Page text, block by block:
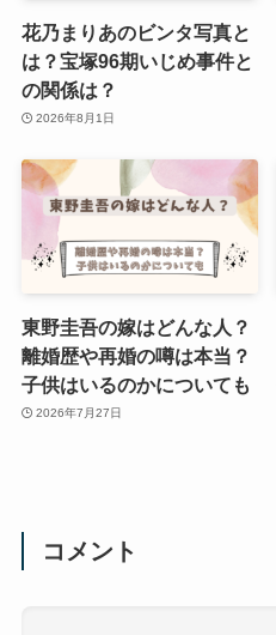
花乃まりあのビンタ写真と
は？宝塚96期いじめ事件と
の関係は？
2026年8月1日
東野圭吾の嫁はどんな人？
離婚歴や再婚の噂は本当？
子供はいるのかについても
2026年7月27日
コメント